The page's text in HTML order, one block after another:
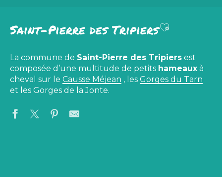
Saint-Pierre des TripiersAjouter
La commune de Saint-Pierre des Tripiers est
composée d’une multitude de petits hameaux à
cheval sur le Causse Méjean , les Gorges du Tarn
et les Gorges de la Jonte.